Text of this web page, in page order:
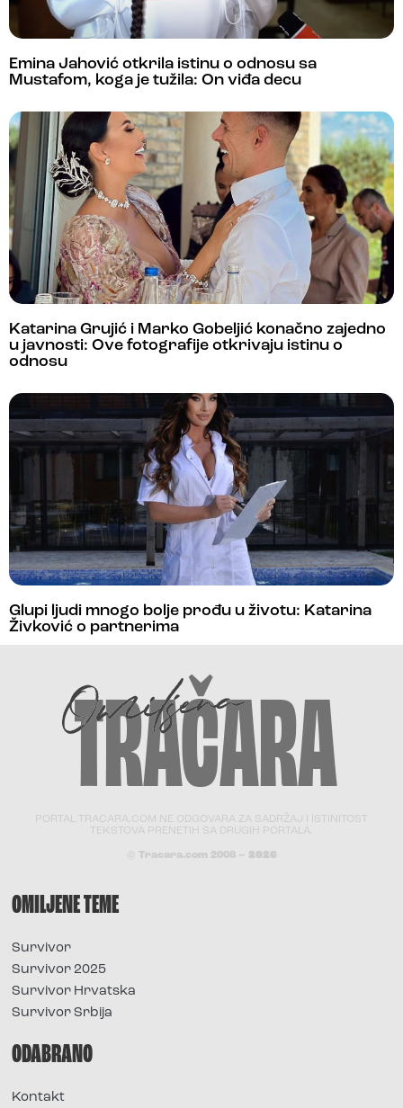
Emina Jahović otkrila istinu o odnosu sa
Mustafom, koga je tužila: On viđa decu
Katarina Grujić i Marko Gobeljić konačno zajedno
u javnosti: Ove fotografije otkrivaju istinu o
odnosu
Glupi ljudi mnogo bolje prođu u životu: Katarina
Živković o partnerima
PORTAL TRACARA.COM NE ODGOVARA ZA SADRŽAJ I ISTINITOST
TEKSTOVA PRENETIH SA DRUGIH PORTALA.
© Tracara.com 2008 – 2026
OMILJENE TEME
Survivor
Survivor 2025
Survivor Hrvatska
Survivor Srbija
ODABRANO
Kontakt